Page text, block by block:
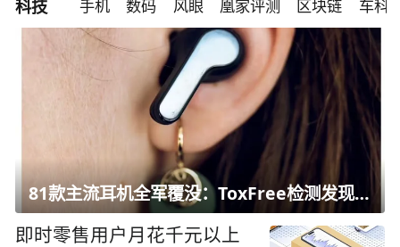
科技 手机 数码 风眼 凰家评测 区块链 车科
81款主流耳机全军覆没：ToxFree检测发现均含对人体有害化学物质
即时零售用户月花千元以上